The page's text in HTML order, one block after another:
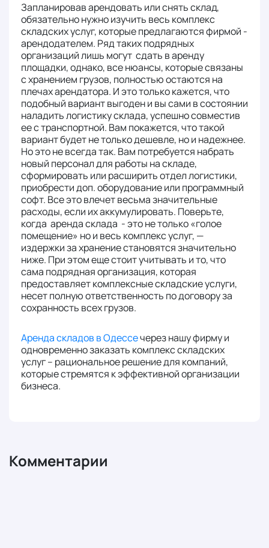
Запланировав арендовать или снять склад,
обязательно нужно изучить весь комплекс
складских услуг, которые предлагаются фирмой -
арендодателем. Ряд таких подрядных
организаций лишь могут сдать в аренду
площадки, однако, все нюансы, которые связаны
с хранением грузов, полностью остаются на
плечах арендатора. И это только кажется, что
подобный вариант выгоден и вы сами в состоянии
наладить логистику склада, успешно совместив
ее с транспортной. Вам покажется, что такой
вариант будет не только дешевле, но и надежнее.
Но это не всегда так. Вам потребуется набрать
новый персонал для работы на складе,
сформировать или расширить отдел логистики,
приобрести доп. оборудование или программный
софт. Все это влечет весьма значительные
расходы, если их аккумулировать. Поверьте,
когда аренда склада - это не только «голое
помещение» но и весь комплекс услуг, —
издержки за хранение становятся значительно
ниже. При этом еще стоит учитывать и то, что
сама подрядная организация, которая
предоставляет комплексные складские услуги,
несет полную ответственность по договору за
сохранность всех грузов.
Аренда складов в Одессечерез нашу фирму и
одновременно заказать комплекс складских
услуг – рациональное решение для компаний,
которые стремятся к эффективной организации
бизнеса.
Комментарии